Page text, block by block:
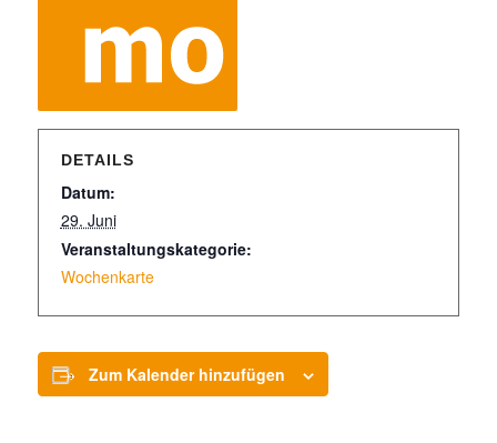
DETAILS
Datum:
29. Juni
Veranstaltungskategorie:
Wochenkarte
Zum Kalender hinzufügen